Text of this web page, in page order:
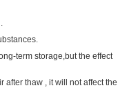
term storage,but the effect
thaw , it will not affect the